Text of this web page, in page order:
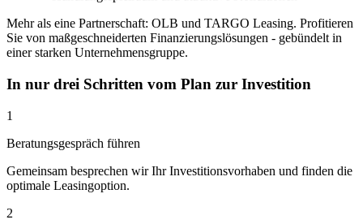
Mehr als eine Partnerschaft: OLB und TARGO Leasing. Profitieren
Sie von maßgeschneiderten Finanzierungslösungen - gebündelt in
einer starken Unternehmensgruppe.
In nur drei Schritten vom Plan zur Investition
1
Beratungsgespräch führen
Gemeinsam besprechen wir Ihr Investitionsvorhaben und finden die
optimale Leasingoption.
2